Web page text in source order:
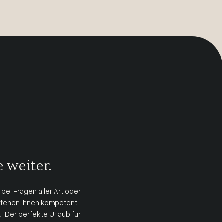
weiter.
Fragen aller Art oder
Ihnen kompetent
perfekte Urlaub für